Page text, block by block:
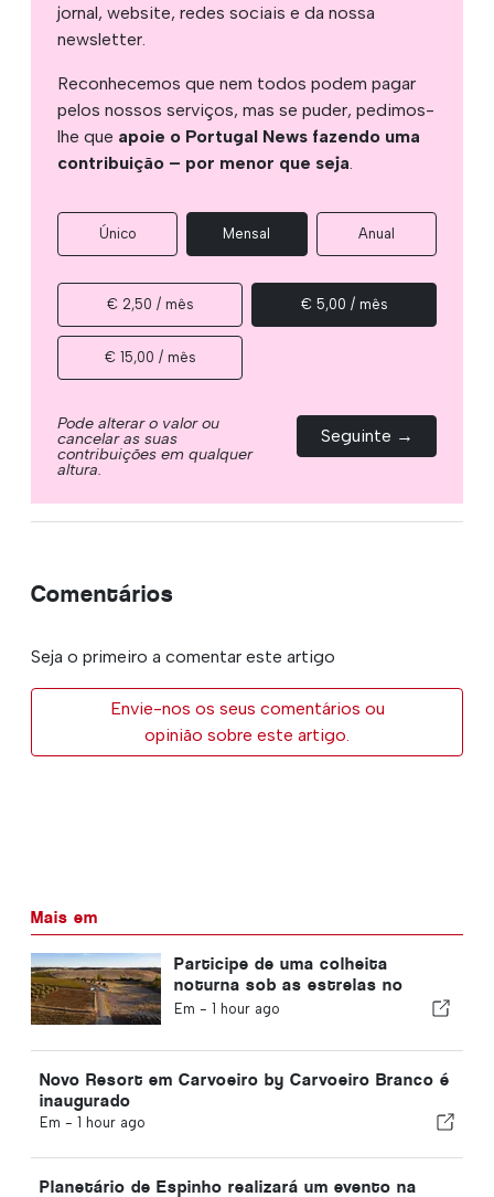
jornal, website, redes sociais e da nossa
newsletter.
Reconhecemos que nem todos podem pagar
pelos nossos serviços, mas se puder, pedimos-
lhe que apoie o Portugal News fazendo uma
contribuição – por menor que seja.
Único Mensal Anual
€ 2,50 / mês € 5,00 / mês
€ 15,00 / mês
Pode alterar o valor ou
cancelar as suas
contribuições em qualquer
altura.
Seguinte →
Comentários
Seja o primeiro a comentar este artigo
Envie-nos os seus comentários ou
opinião sobre este artigo.
Mais em
Participe de uma colheita
noturna sob as estrelas no
Alentejo
Em - 1 hour ago
Novo Resort em Carvoeiro by Carvoeiro Branco é
inaugurado
Em - 1 hour ago
Planetário de Espinho realizará um evento na